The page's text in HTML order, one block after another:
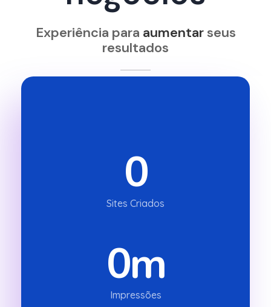
Experiência para aumentarseus
resultados
0
Sites Criados
0m
Impressões